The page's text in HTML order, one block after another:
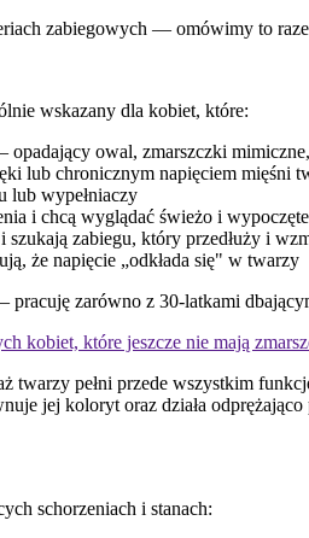
zabiegowych — omówimy to
wskazany dla kobiet, które:
owal, zmarszczki
lub chronicznym napięciem mięśni
lub wypełniaczy
i chcą wyglądać świeżo i wypoczęte
szukają zabiegu, który przedłuży i
że napięcie „odkłada się" w twarzy
zarówno z 30-latkami
kobiet, które jeszcze nie mają
twarzy pełni przede wszystkim
jej koloryt oraz działa
schorzeniach i stanach: